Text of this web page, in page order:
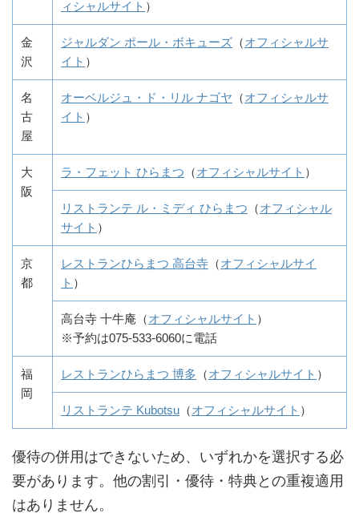
ィシャルサイト ）
金
沢
ジャルダン ポール・ボキューズ （オフィシャルサ
イト ）
名
古
屋
オーベルジュ・ド・リル ナゴヤ （オフィシャルサ
イト ）
大
阪
ラ・フェット ひらまつ （オフィシャルサイト ）
リストランテ ル・ミディ ひらまつ （オフィシャル
サイト ）
京
都
レストランひらまつ 高台寺 （オフィシャルサイ
ト ）
高台寺 十牛庵（オフィシャルサイト ）
※予約は075-533-6060に電話
福
岡
レストランひらまつ 博多 （オフィシャルサイト ）
リストランテ Kubotsu （オフィシャルサイト ）
優待の併用はできないため、いずれかを選択する必
要があります。他の割引・優待・特典との重複適用
はありません。